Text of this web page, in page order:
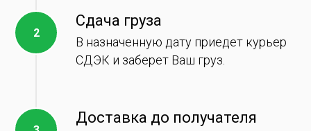
Сдача груза
В назначенную дату приедет курьер
СДЭК и заберет Ваш груз.
Доставка до получателя